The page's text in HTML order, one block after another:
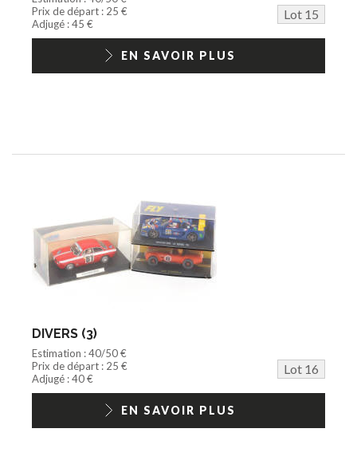
Prix de départ : 25 €
Lot 15
Adjugé : 45 €
EN SAVOIR PLUS
DIVERS (3)
Estimation : 40/50 €
Prix de départ : 25 €
Lot 16
Adjugé : 40 €
EN SAVOIR PLUS